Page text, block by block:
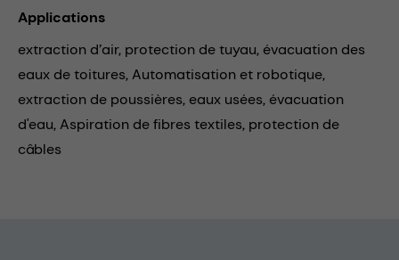
Applications
extraction d’air, protection de tuyau, évacuation des
eaux de toitures,Automatisation et robotique,
extraction de poussières, eaux usées, évacuation
d'eau,Aspiration de fibres textiles, protection de
câbles